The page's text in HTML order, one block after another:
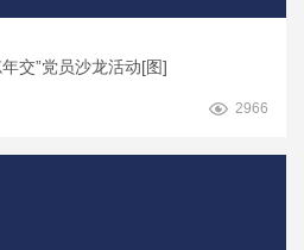
交”党员沙龙活动[图]
2966